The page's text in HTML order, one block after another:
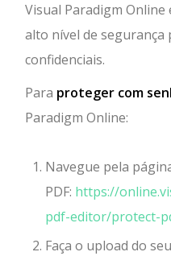
Visual Paradigm Online
alto nível de segurança
confidenciais.
Para proteger com
Paradigm Online:
Navegue pela
PDF: https://
pdf-editor/protect-
Faça o upload do